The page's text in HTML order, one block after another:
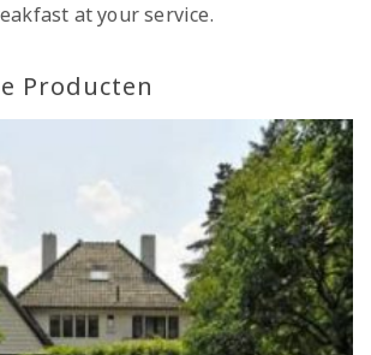
at your service.
Producten